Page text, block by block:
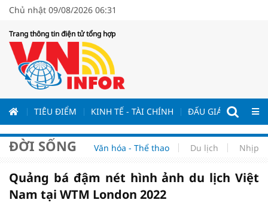
Chủ nhật 09/08/2026 06:31
Trang thông tin điện tử tổng hợp
TIÊU ĐIỂM KINH TẾ - TÀI CHÍNH ĐẤU GIÁ - ĐẤU
ĐỜI SỐNG Văn hóa - Thể thao Du lịch Nhịp
Quảng bá đậm nét hình ảnh du lịch Việt
Nam tại WTM London 2022